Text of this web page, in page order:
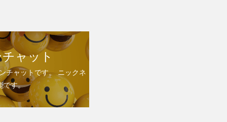
ャット
チャットです。 ニックネ
です。